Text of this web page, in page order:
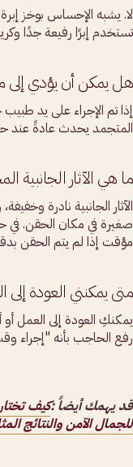
لا. يشبه الإحساس بوخز
تستخدم إبرًا رفيعة جدًا
هل يمكن أن يؤدي إلى
إذا تم الإجراء على يد
المتجمد يحدث عادةً عند
ما هي الآثار الجانبية
الآثار الجانبية نادرة
صغيرة في مكان الحقن. في
مؤقت إذا لم يتم الحقن
متى يمكنني العودة
يمكنكِ العودة إلى العمل
رفع الحاجب بأنه "إجراء
قد يهمك أيضاً :كيف
للجمال الآمن والنتائج